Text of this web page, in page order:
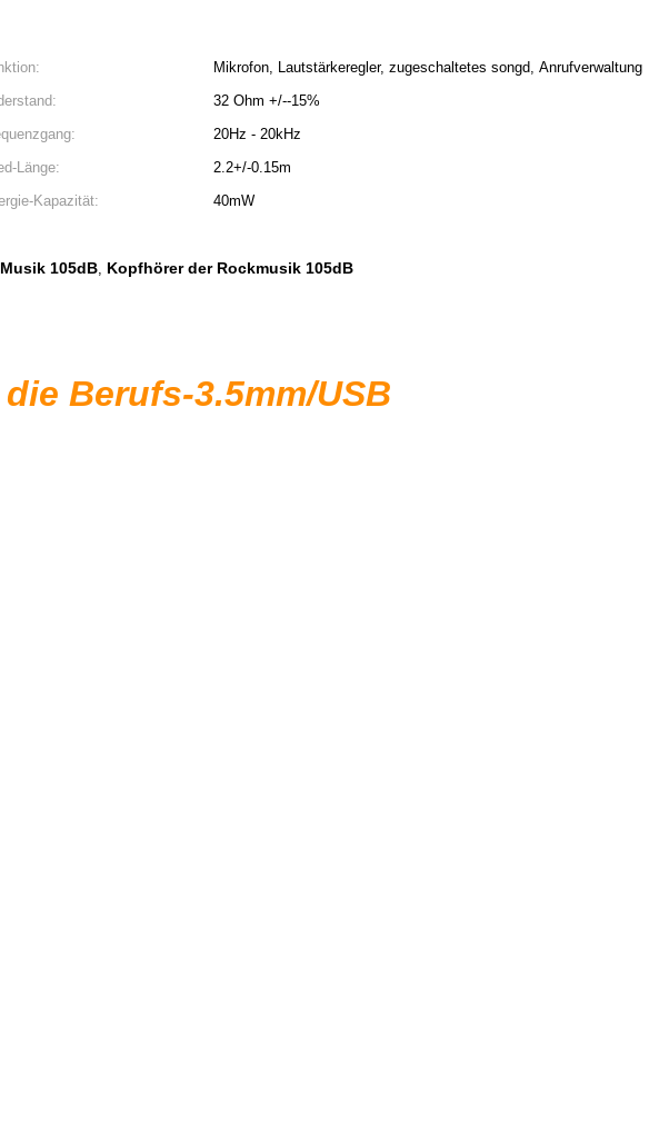
Mikrofon, Lautstärkeregler, zugeschaltetes songd, Anrufverwaltung
32 Ohm +/--15%
20Hz - 20kHz
Länge:
2.2+/-0.15m
Kapazität:
40mW
105dB, Kopfhörer der Rockmusik 105dB
Berufs-3.5mm/USB